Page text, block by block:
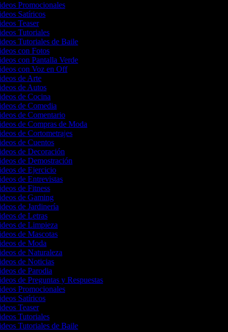
Promocionales
Satíricos
Teaser
Tutoriales
Tutoriales de Baile
con Fotos
con Pantalla Verde
con Voz en Off
de Arte
de Autos
de Cocina
de Comedia
de Comentario
de Compras de Moda
de Cortometrajes
de Cuentos
de Decoración
de Demostración
de Ejercicio
de Entrevistas
de Fitness
de Gaming
de Jardinería
de Letras
de Limpieza
de Mascotas
de Moda
de Naturaleza
de Noticias
de Parodia
de Preguntas y Respuestas
Promocionales
Satíricos
Teaser
Tutoriales
Tutoriales de Baile